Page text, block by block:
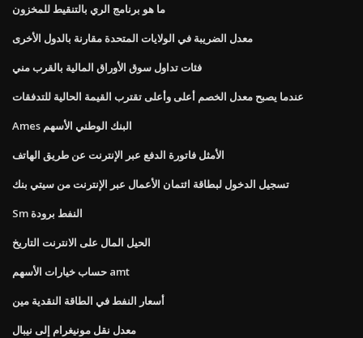
ما هو برنامج الري بالتنقيط للمخزون
معدل الضريبة في الولايات المتحدة مقارنة بالدول الأخرى
فئات تداول سوق الأوراق المالية بالقرب مني
عندما يصبح معدل الخصم أعلى وأعلى تقترب القيمة الحالية للتدفقات
Ames البنك الوطني الأسهم
الأمثل فاتورة الدفع عبر الإنترنت عن طريق الهاتف
تسجيل الدخول لبطاقة ائتمان الأعمال عبر الإنترنت من سيتي بنك
Sm النفط برودة
الحيل المال على الانترنت التاريخ
حساب خيارات الأسهم amt
أسعار النفط في الطاقة النقدية مين
معدل نقل مونيغرام إلى نيبال